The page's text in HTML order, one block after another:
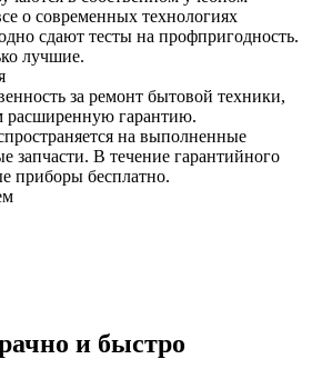
о современных технологиях
сдают тесты на профпригодность.
лучшие.
за ремонт бытовой техники,
расширенную гарантию.
на выполненные
запчасти. В течение гарантийного
приборы бесплатно.
и быстро